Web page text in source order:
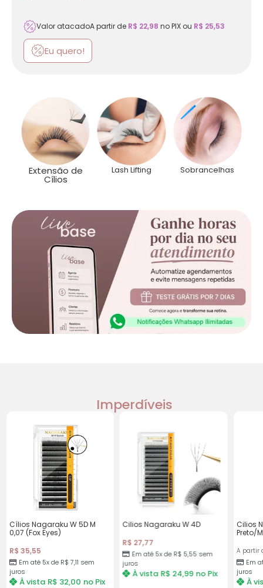
Valor atacadoA partir de R$ 22,98 no PIX ou R$ 25,53
Eu quero!
Extensão de
Cílios
Lash Lifting Sobrancelhas
Imperdíveis
Cílios Nagaraku W 5D M
0,07 (Fox Eyes)
R$ 35,55
Em até 5x de R$7,11 sem
juros
À vista R$ 32,00 no Pix
Cilios Nagaraku W 4D
R$ 27,77
Em até 5x deR$ 5,55 sem
juros
À vista R$ 24,99 no Pix
Cilios
Preto/
A partir
Em
juros
À